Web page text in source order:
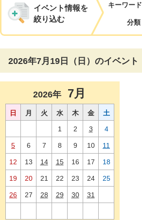
イベント情報を
絞り込む
キーワード
分類
2026年7月19日（日）のイベント
2026年 7月
日 月 火 水 木 金 土
1 2 3 4
5 6 7 8 9 10 11
12 13 14 15 16 17 18
19 20 21 22 23 24 25
26 27 28 29 30 31